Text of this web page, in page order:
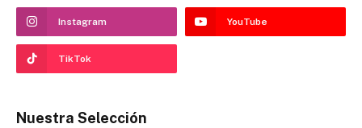
Instagram YouTube
TikTok
Nuestra Selección